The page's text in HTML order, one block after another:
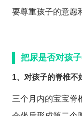
要尊重孩子的意愿
把尿是否对孩
1、对孩子的脊椎不
三个月内的宝宝脊